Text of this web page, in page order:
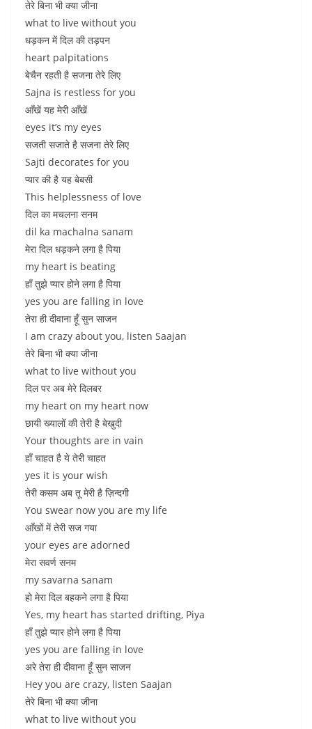
तेरे बिना भी क्या जीना
what to live without you
धड़कन में दिल की तड़पन
heart palpitations
बेचैन रहती है सजना तेरे लिए
Sajna is restless for you
आँखें यह मेरी आँखें
eyes it’s my eyes
सजती सजाते है सजना तेरे लिए
Sajti decorates for you
प्यार की है यह बेबसी
This helplessness of love
दिल का मचलना सनम
dil ka machalna sanam
मेरा दिल धड़कने लगा है पिया
my heart is beating
हाँ तुझे प्यार होने लगा है पिया
yes you are falling in love
तेरा ही दीवाना हूँ सुन साजन
I am crazy about you, listen Saajan
तेरे बिना भी क्या जीना
what to live without you
दिल पर अब मेरे दिलबर
my heart on my heart now
छायी ख्यालों की तेरी है बेखुदी
Your thoughts are in vain
हाँ चाहत है ये तेरी चाहत
yes it is your wish
तेरी कसम अब तू मेरी है ज़िन्दगी
You swear now you are my life
आँखों में तेरी सज गया
your eyes are adorned
मेरा सवर्ण सनम
my savarna sanam
हो मेरा दिल बहकने लगा है पिया
Yes, my heart has started drifting, Piya
हाँ तुझे प्यार होने लगा है पिया
yes you are falling in love
अरे तेरा ही दीवाना हूँ सुन साजन
Hey you are crazy, listen Saajan
तेरे बिना भी क्या जीना
what to live without you